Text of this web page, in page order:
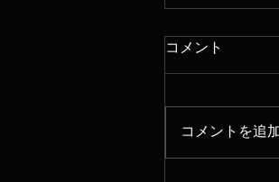
コメント
コメントを追